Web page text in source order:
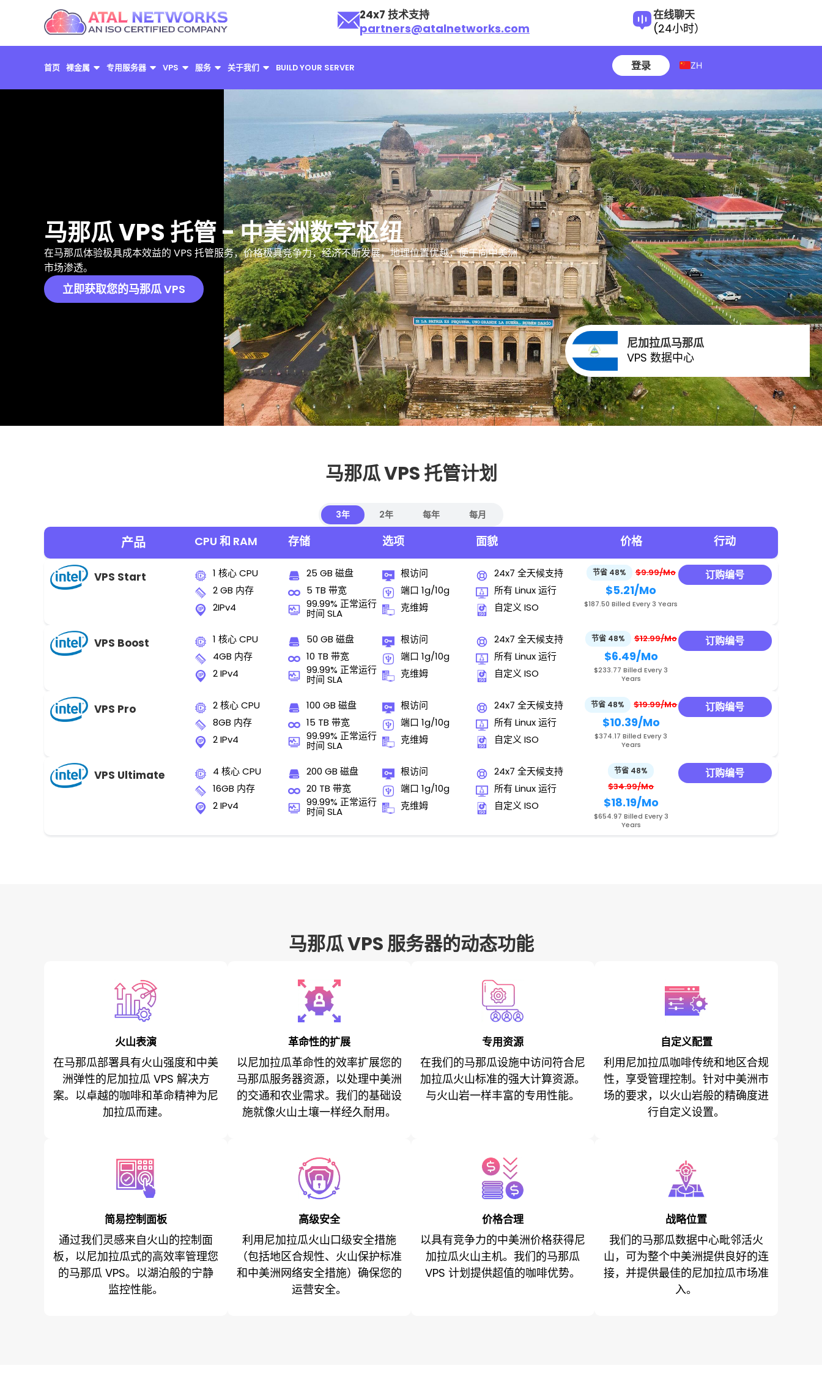
24x7 技术支持
partners@atalnetworks.com
在线聊天
(24小时）
首页 裸金属 专用服务器 VPS 服务 关于我们 BUILD YOUR SERVER 登录 ZH
马那瓜 VPS 托管 - 中美洲数字枢纽
在马那瓜体验极具成本效益的 VPS 托管服务，价格极具竞争力，经济不断发展，地理位置优越，便于向中美洲
市场渗透。
立即获取您的马那瓜 VPS
尼加拉瓜马那瓜
VPS 数据中心
马那瓜 VPS 托管计划
3年 2年 每年 每月
产品 CPU 和 RAM 存储 选项 面貌 价格 行动
VPS Start
1 核心 CPU
2 GB 内存
2IPv4
25 GB 磁盘
5 TB 带宽
99.99% 正常运行
时间 SLA
根访问
端口 1g/10g
克维姆
24x7 全天候支持
所有 Linux 运行
自定义 ISO
节省 48% $9.99/Mo
$5.21/Mo
$187.50 Billed Every 3 Years
订购编号
VPS Boost
1 核心 CPU
4GB 内存
2 IPv4
50 GB 磁盘
10 TB 带宽
99.99% 正常运行
时间 SLA
根访问
端口 1g/10g
克维姆
24x7 全天候支持
所有 Linux 运行
自定义 ISO
节省 48% $12.99/Mo
$6.49/Mo
$233.77 Billed Every 3
Years
订购编号
VPS Pro
2 核心 CPU
8GB 内存
2 IPv4
100 GB 磁盘
15 TB 带宽
99.99% 正常运行
时间 SLA
根访问
端口 1g/10g
克维姆
24x7 全天候支持
所有 Linux 运行
自定义 ISO
节省 48% $19.99/Mo
$10.39/Mo
$374.17 Billed Every 3
Years
订购编号
VPS Ultimate
4 核心 CPU
16GB 内存
2 IPv4
200 GB 磁盘
20 TB 带宽
99.99% 正常运行
时间 SLA
根访问
端口 1g/10g
克维姆
24x7 全天候支持
所有 Linux 运行
自定义 ISO
节省 48%
$34.99/Mo
$18.19/Mo
$654.97 Billed Every 3
Years
订购编号
马那瓜 VPS 服务器的动态功能
火山表演
在马那瓜部署具有火山强度和中美
洲弹性的尼加拉瓜 VPS 解决方
案。以卓越的咖啡和革命精神为尼
加拉瓜而建。
革命性的扩展
以尼加拉瓜革命性的效率扩展您的
马那瓜服务器资源，以处理中美洲
的交通和农业需求。我们的基础设
施就像火山土壤一样经久耐用。
专用资源
在我们的马那瓜设施中访问符合尼
加拉瓜火山标准的强大计算资源。
与火山岩一样丰富的专用性能。
自定义配置
利用尼加拉瓜咖啡传统和地区合规
性，享受管理控制。针对中美洲市
场的要求，以火山岩般的精确度进
行自定义设置。
简易控制面板
通过我们灵感来自火山的控制面
板，以尼加拉瓜式的高效率管理您
的马那瓜 VPS。以湖泊般的宁静
监控性能。
高级安全
利用尼加拉瓜火山口级安全措施
（包括地区合规性、火山保护标准
和中美洲网络安全措施）确保您的
运营安全。
价格合理
以具有竞争力的中美洲价格获得尼
加拉瓜火山主机。我们的马那瓜
VPS 计划提供超值的咖啡优势。
战略位置
我们的马那瓜数据中心毗邻活火
山，可为整个中美洲提供良好的连
接，并提供最佳的尼加拉瓜市场准
入。